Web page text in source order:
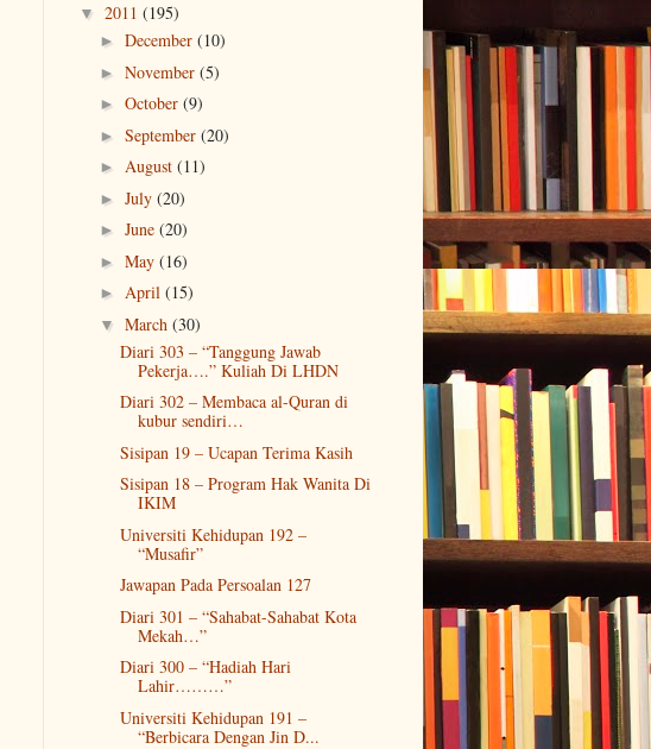
▼ 2011 (195)
► December (10)
► November (5)
► October (9)
► September (20)
► August (11)
► July (20)
► June (20)
► May (16)
► April (15)
▼ March (30)
Diari 303 – “Tanggung Jawab
Pekerja….” Kuliah Di LHDN
Diari 302 – Membaca al-Quran di
kubur sendiri…
Sisipan 19 – Ucapan Terima Kasih
Sisipan 18 – Program Hak Wanita Di
IKIM
Universiti Kehidupan 192 –
“Musafir”
Jawapan Pada Persoalan 127
Diari 301 – “Sahabat-Sahabat Kota
Mekah…”
Diari 300 – “Hadiah Hari
Lahir………”
Universiti Kehidupan 191 –
“Berbicara Dengan Jin D...